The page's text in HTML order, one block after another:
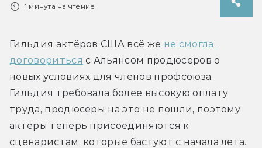
1 минута на чтение
Гильдия актёров США всё же не смогла
договориться с Альянсом продюсеров о
новых условиях для членов профсоюза.
Гильдия требовала более высокую оплату
труда, продюсеры на это не пошли, поэтому
актёры теперь присоединяются к
сценаристам, которые бастуют с начала лета.